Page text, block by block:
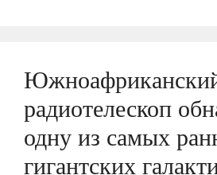
радиотелескоп
одну из самых
гигантских